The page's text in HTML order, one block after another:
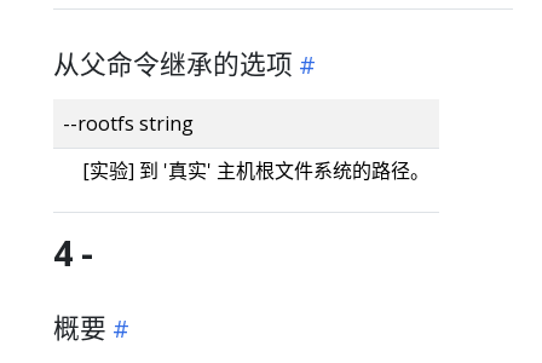
从父命令继承的选项
--rootfs string
[实验] 到 '真实' 主机根文件系统的路径。
4 -
概要